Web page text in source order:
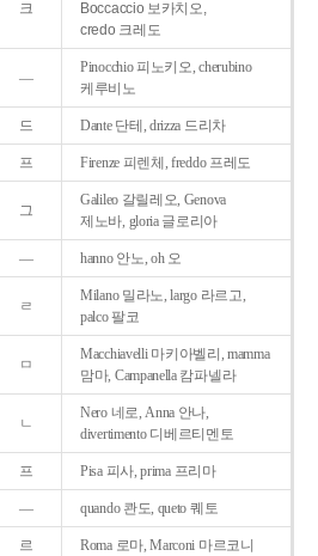
크
Boccaccio 보카치오,
credo 크레도
―
Pinocchio 피노키오, cherubino
케루비노
드 Dante 단테, drizza 드리차
프 Firenze 피렌체, freddo 프레도
그
Galileo 갈릴레오, Genova
제노바, gloria 글로리아
― hanno 안노, oh 오
ㄹ
Milano 밀라노, largo 라르고,
palco 팔코
ㅁ
Macchiavelli 마키아벨리, mamma
맘마, Campanella 캄파넬라
ㄴ
Nero 네로, Anna 안나,
divertimento 디베르티멘토
프 Pisa 피사, prima 프리마
― quando 콴도, queto 퀘토
르 Roma 로마, Marconi 마르코니